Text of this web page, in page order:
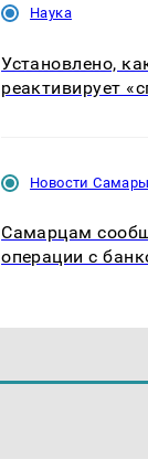
Наука
Установлено,
реактивирует
Новости Самары
Самарцам
операции с